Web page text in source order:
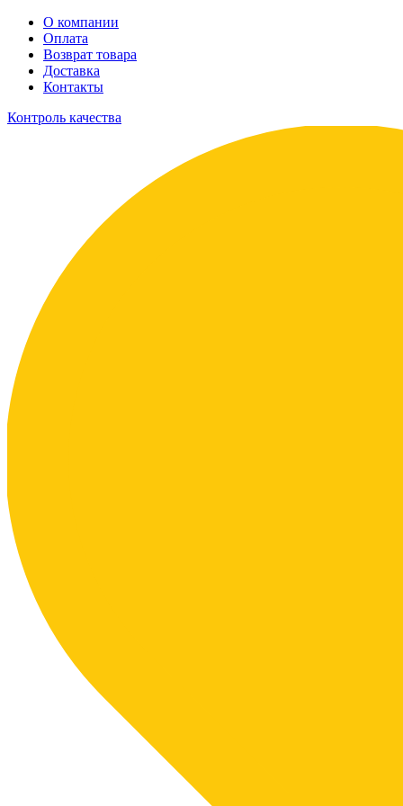
О компании
Оплата
Возврат товара
Доставка
Контакты
Контроль качества